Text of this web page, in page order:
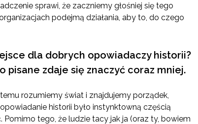
sprawi, że zaczniemy głośniej się tego
podejmą działania, aby to, do czego
dla dobrych opowiadaczy historii?
pisane zdaje się znaczyć coraz mniej.
rozumiemy świat i znajdujemy porządek,
historii było instynktowną częścią
tego, że ludzie tacy jak ja (oraz ty, bowiem